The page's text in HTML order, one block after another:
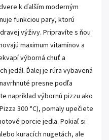
k ďalším moderným
funkciou pary, ktorú
výživy. Pripravíte s ňou
maximum vitamínov a
výborná chuť a
jedál. Ďalej je rúra vybavená
presne podľa
napríklad výbornú pizzu ako
300 °C), pomaly upečiete
porcie jedla. Pokiaľ si
kuracích nugetách, ale